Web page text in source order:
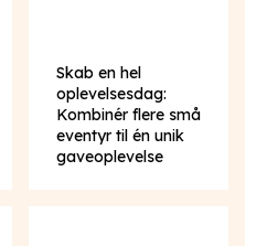
Skab en hel
oplevelsesdag:
Kombinér flere små
eventyr til én unik
gaveoplevelse